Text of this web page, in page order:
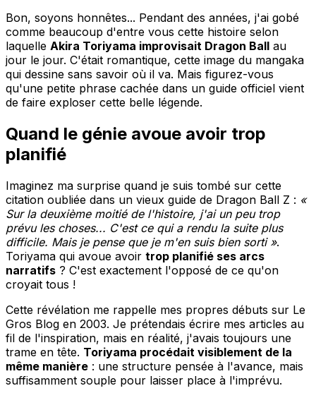
Bon, soyons honnêtes... Pendant des années, j'ai gobé
comme beaucoup d'entre vous cette histoire selon
laquelle Akira Toriyama improvisait Dragon Ball au
jour le jour. C'était romantique, cette image du mangaka
qui dessine sans savoir où il va. Mais figurez-vous
qu'une petite phrase cachée dans un guide officiel vient
de faire exploser cette belle légende.
Quand le génie avoue avoir trop
planifié
Imaginez ma surprise quand je suis tombé sur cette
citation oubliée dans un vieux guide de Dragon Ball Z : «
Sur la deuxième moitié de l'histoire, j'ai un peu trop
prévu les choses... C'est ce qui a rendu la suite plus
difficile. Mais je pense que je m'en suis bien sorti ».
Toriyama qui avoue avoir trop planifié ses arcs
narratifs ? C'est exactement l'opposé de ce qu'on
croyait tous !
Cette révélation me rappelle mes propres débuts sur Le
Gros Blog en 2003. Je prétendais écrire mes articles au
fil de l'inspiration, mais en réalité, j'avais toujours une
trame en tête. Toriyama procédait visiblement de la
même manière : une structure pensée à l'avance, mais
suffisamment souple pour laisser place à l'imprévu.